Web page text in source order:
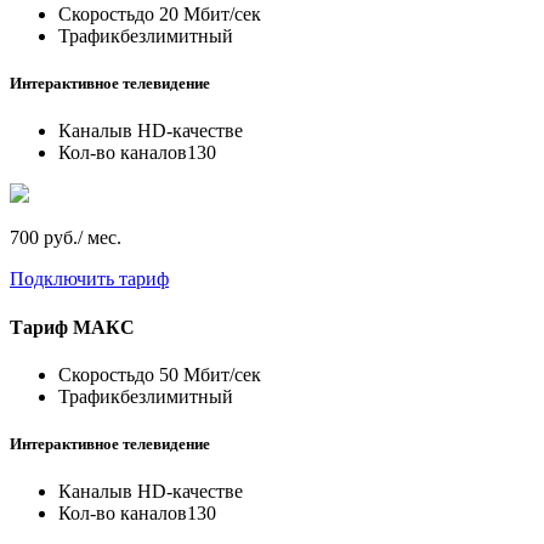
Скоростьдо 20 Мбит/сек
Трафикбезлимитный
Интерактивное телевидение
Каналыв HD-качестве
Кол-во каналов130
700 руб./ мес.
Подключить тариф
Тариф МАКС
Скоростьдо 50 Мбит/сек
Трафикбезлимитный
Интерактивное телевидение
Каналыв HD-качестве
Кол-во каналов130